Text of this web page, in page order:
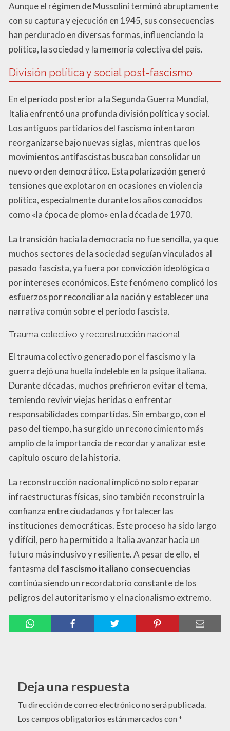
Aunque el régimen de Mussolini terminó abruptamente
con su captura y ejecución en 1945, sus consecuencias
han perdurado en diversas formas, influenciando la
política, la sociedad y la memoria colectiva del país.
División política y social post-fascismo
En el período posterior a la Segunda Guerra Mundial,
Italia enfrentó una profunda división política y social.
Los antiguos partidarios del fascismo intentaron
reorganizarse bajo nuevas siglas, mientras que los
movimientos antifascistas buscaban consolidar un
nuevo orden democrático. Esta polarización generó
tensiones que explotaron en ocasiones en violencia
política, especialmente durante los años conocidos
como «la época de plomo» en la década de 1970.
La transición hacia la democracia no fue sencilla, ya que
muchos sectores de la sociedad seguían vinculados al
pasado fascista, ya fuera por convicción ideológica o
por intereses económicos. Este fenómeno complicó los
esfuerzos por reconciliar a la nación y establecer una
narrativa común sobre el período fascista.
Trauma colectivo y reconstrucción nacional
El trauma colectivo generado por el fascismo y la
guerra dejó una huella indeleble en la psique italiana.
Durante décadas, muchos prefirieron evitar el tema,
temiendo revivir viejas heridas o enfrentar
responsabilidades compartidas. Sin embargo, con el
paso del tiempo, ha surgido un reconocimiento más
amplio de la importancia de recordar y analizar este
capítulo oscuro de la historia.
La reconstrucción nacional implicó no solo reparar
infraestructuras físicas, sino también reconstruir la
confianza entre ciudadanos y fortalecer las
instituciones democráticas. Este proceso ha sido largo
y difícil, pero ha permitido a Italia avanzar hacia un
futuro más inclusivo y resiliente. A pesar de ello, el
fantasma del fascismo italiano consecuencias
continúa siendo un recordatorio constante de los
peligros del autoritarismo y el nacionalismo extremo.
Deja una respuesta
Tu dirección de correo electrónico no será publicada.
Los campos obligatorios están marcados con*